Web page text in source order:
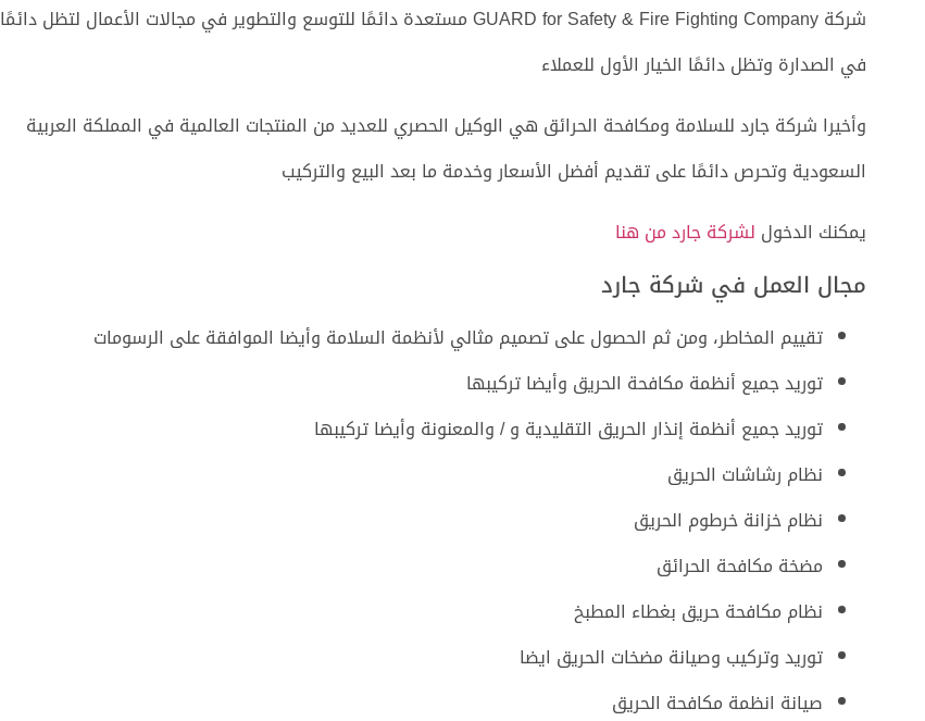
شركة GUARD for Safety & Fire Fighting Company مستعدة دائمًا للتوسع والتطوير في مجالات الأعمال لتظل دائمًا
في الصدارة وتظل دائمًا الخيار الأول للعملاء
وأخيرا شركة جارد للسلامة ومكافحة الحرائق هي الوكيل الحصري للعديد من المنتجات العالمية في المملكة العربية
السعودية وتحرص دائمًا على تقديم أفضل الأسعار وخدمة ما بعد البيع والتركيب
يمكنك الدخول لشركة جارد من هنا
مجال العمل في شركة جارد
تقييم المخاطر، ومن ثم الحصول على تصميم مثالي لأنظمة السلامة وأيضا الموافقة على الرسومات
توريد جميع أنظمة مكافحة الحريق وأيضا تركيبها
توريد جميع أنظمة إنذار الحريق التقليدية و / والمعنونة وأيضا تركيبها
نظام رشاشات الحريق
نظام خزانة خرطوم الحريق
مضخة مكافحة الحرائق
نظام مكافحة حريق بغطاء المطبخ
توريد وتركيب وصيانة مضخات الحريق ايضا
صيانة انظمة مكافحة الحريق